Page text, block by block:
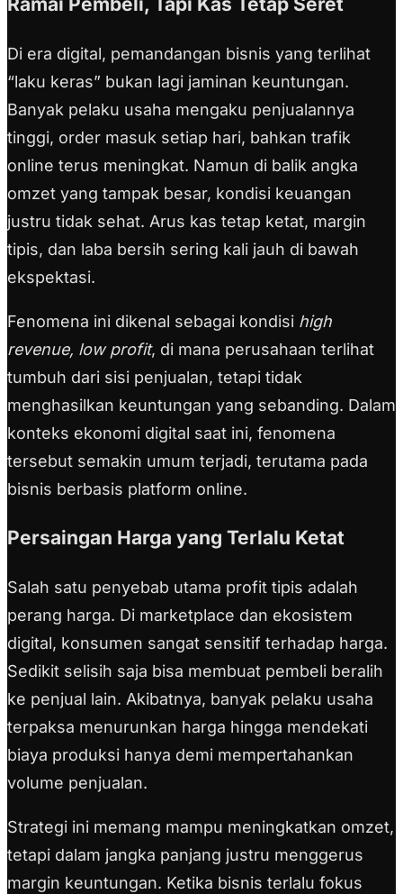
Di era digital, pemandangan bisnis yang terlihat
“laku keras” bukan lagi jaminan keuntungan.
Banyak pelaku usaha mengaku penjualannya
tinggi, order masuk setiap hari, bahkan trafik
online terus meningkat. Namun di balik angka
omzet yang tampak besar, kondisi keuangan
justru tidak sehat. Arus kas tetap ketat, margin
tipis, dan laba bersih sering kali jauh di bawah
ekspektasi.
Fenomena ini dikenal sebagai kondisi high
revenue, low profit, di mana perusahaan terlihat
tumbuh dari sisi penjualan, tetapi tidak
menghasilkan keuntungan yang sebanding. Dalam
konteks ekonomi digital saat ini, fenomena
tersebut semakin umum terjadi, terutama pada
bisnis berbasis platform online.
Persaingan Harga yang Terlalu Ketat
Salah satu penyebab utama profit tipis adalah
perang harga. Di marketplace dan ekosistem
digital, konsumen sangat sensitif terhadap harga.
Sedikit selisih saja bisa membuat pembeli beralih
ke penjual lain. Akibatnya, banyak pelaku usaha
terpaksa menurunkan harga hingga mendekati
biaya produksi hanya demi mempertahankan
volume penjualan.
Strategi ini memang mampu meningkatkan omzet,
tetapi dalam jangka panjang justru menggerus
margin keuntungan. Ketika bisnis terlalu fokus